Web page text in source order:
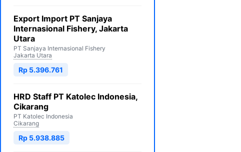
Export Import PT Sanjaya
Internasional Fishery, Jakarta
Utara
PT Sanjaya Internasional Fishery
Jakarta Utara
Rp 5.396.761
HRD Staff PT Katolec Indonesia,
Cikarang
PT Katolec Indonesia
Cikarang
Rp 5.938.885